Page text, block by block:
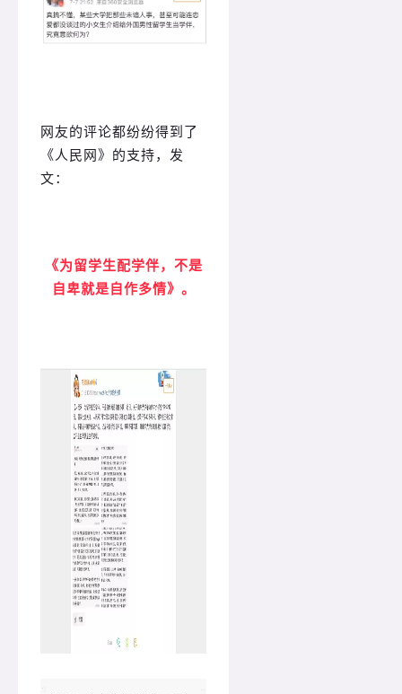
网友的评论都纷纷得到了
《人民网》的支持，发
文：
《为留学生配学伴，不是
自卑就是自作多情》。